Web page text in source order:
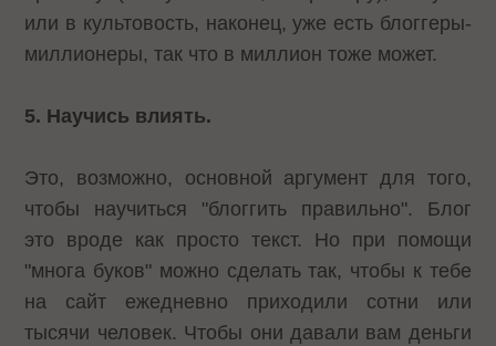
или в культовость, наконец, уже есть блоггеры-
миллионеры, так что в миллион тоже может.
5. Научись влиять.
Это, возможно, основной аргумент для того,
чтобы научиться "блоггить правильно". Блог
это вроде как просто текст. Но при помощи
"многа буков" можно сделать так, чтобы к тебе
на сайт ежедневно приходили сотни или
тысячи человек. Чтобы они давали вам деньги